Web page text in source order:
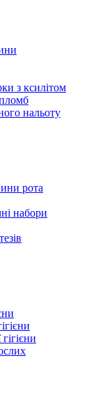
з ксилітом
нальоту
рота
набори